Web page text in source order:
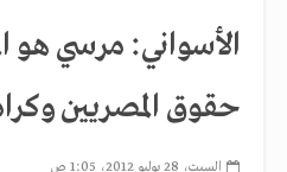
الأسواني: مرسي هو
حقوق المصريين
السبت، 28 يوليو 2012، 1:05 ص